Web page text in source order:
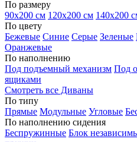
По размеру
90х200 см 120х200 см 140х200
По цвету
Бежевые Синие Серые Зеленые
Оранжевые
По наполнению
Под подъемный механизм Под
ящиками
Смотреть все Диваны
По типу
Прямые Модульные Угловые
По наполнению сидения
Беспружинные Блок